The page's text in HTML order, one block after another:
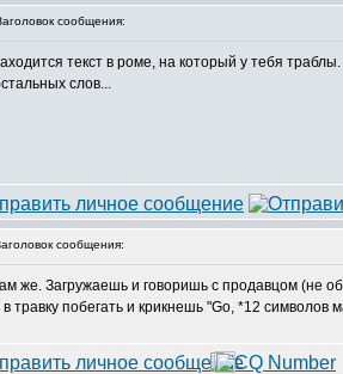
сообщения:
текст в роме, на который у тебя
слов...
сообщения:
же. Загружаешь и говоришь с продавцом (не
побегать и крикнешь "Go, *12